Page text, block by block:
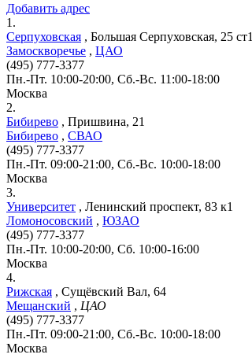
Добавить адрес
1.
Серпуховская , Большая Серпуховская, 25 ст1
Замоскворечье , ЦАО
(495) 777-3377
Пн.-Пт. 10:00-20:00, Сб.-Вс. 11:00-18:00
Москва
2.
Бибирево , Пришвина, 21
Бибирево , СВАО
(495) 777-3377
Пн.-Пт. 09:00-21:00, Сб.-Вс. 10:00-18:00
Москва
3.
Университет , Ленинский проспект, 83 к1
Ломоносовский , ЮЗАО
(495) 777-3377
Пн.-Пт. 10:00-20:00, Сб. 10:00-16:00
Москва
4.
Рижская , Сущёвский Вал, 64
Мещанский , ЦАО
(495) 777-3377
Пн.-Пт. 09:00-21:00, Сб.-Вс. 10:00-18:00
Москва